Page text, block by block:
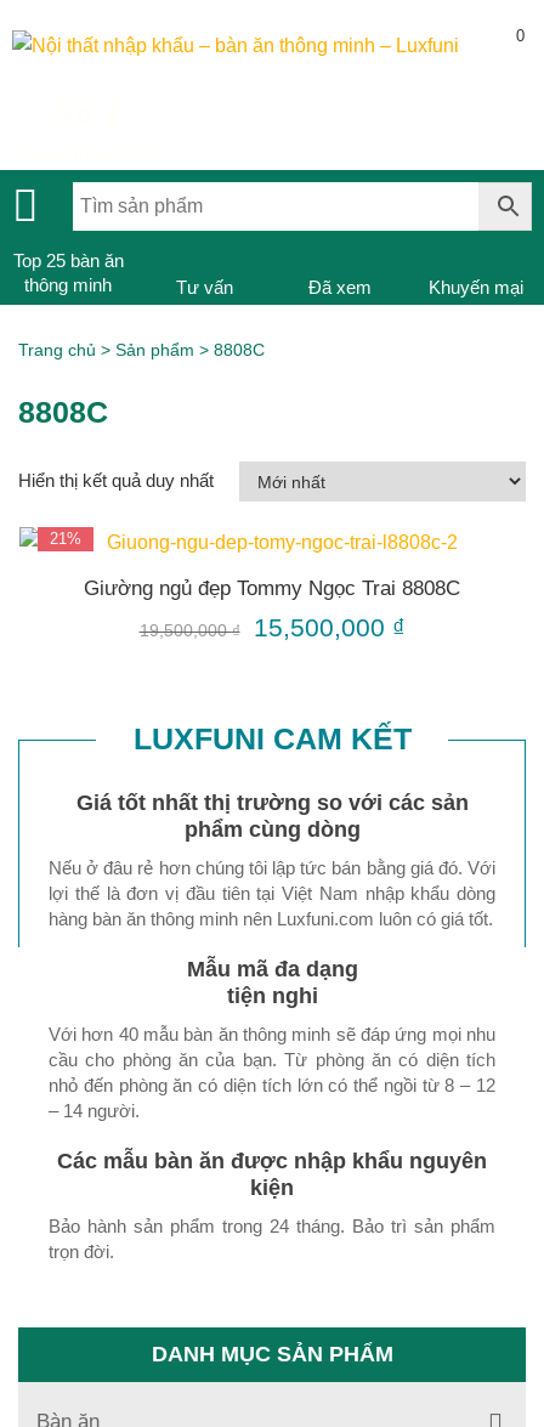
0
Top 25 bàn ăn
thông minh
Tư vấn Đã xem Khuyến mại
Trang chủ > Sản phẩm > 8808C
8808C
Hiển thị kết quả duy nhất
21%
Giường ngủ đẹp Tommy Ngọc Trai 8808C
19,500,000₫ 15,500,000 ₫
LUXFUNI CAM KẾT
Giá tốt nhất thị trường so với các sản
phẩm cùng dòng
Nếu ở đâu rẻ hơn chúng tôi lập tức bán bằng giá đó. Với
lợi thế là đơn vị đầu tiên tại Việt Nam nhập khẩu dòng
hàng bàn ăn thông minh nên Luxfuni.com luôn có giá tốt.
Mẫu mã đa dạng
tiện nghi
Với hơn 40 mẫu bàn ăn thông minh sẽ đáp ứng mọi nhu
cầu cho phòng ăn của bạn. Từ phòng ăn có diện tích
nhỏ đến phòng ăn có diện tích lớn có thể ngồi từ 8 – 12
– 14 người.
Các mẫu bàn ăn được nhập khẩu nguyên
kiện
Bảo hành sản phẩm trong 24 tháng. Bảo trì sản phẩm
trọn đời.
DANH MỤC SẢN PHẨM
Bàn ăn